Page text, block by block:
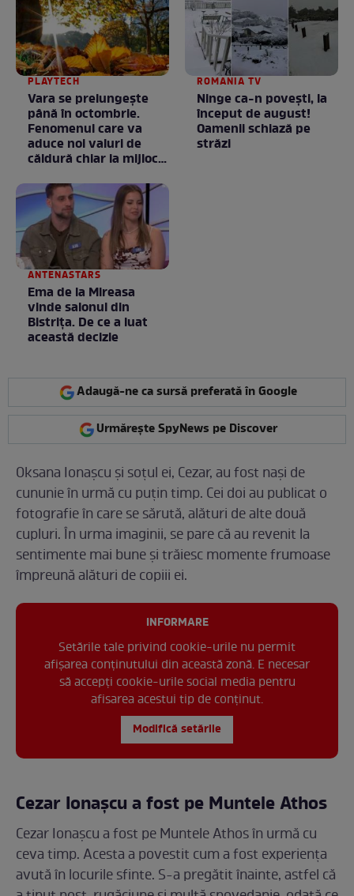
PLAYTECH
Vara se prelungeşte
până în octombrie.
Fenomenul care va
aduce noi valuri de
căldură chiar la mijlocul
ROMANIA TV
Ninge ca-n povești, la
început de august!
Oamenii schiază pe
străzi
ANTENASTARS
Ema de la Mireasa
vinde salonul din
Bistrița. De ce a luat
această decizie
Adaugă-ne ca sursă preferată în Google
Urmărește SpyNews pe Discover
Oksana Ionașcu și soțul ei, Cezar, au fost nași de
cununie în urmă cu puțin timp. Cei doi au publicat o
fotografie în care se sărută, alături de alte două
cupluri. În urma imaginii, se pare că au revenit la
sentimente mai bune și trăiesc momente frumoase
împreună alături de copiii ei.
INFORMARE
Setările tale privind cookie-urile nu permit
afișarea conținutului din această zonă. E necesar
să accepți cookie-urile social media pentru
afisarea acestui tip de conținut.
Modifică setările
Cezar Ionașcu a fost pe Muntele Athos
Cezar Ionașcu a fost pe Muntele Athos în urmă cu
ceva timp. Acesta a povestit cum a fost experiența
avută în locurile sfinte. S-a pregătit înainte, astfel că